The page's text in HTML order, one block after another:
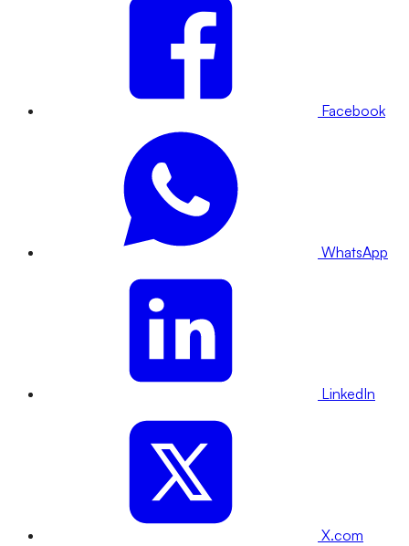
Facebook
WhatsApp
LinkedIn
X.com